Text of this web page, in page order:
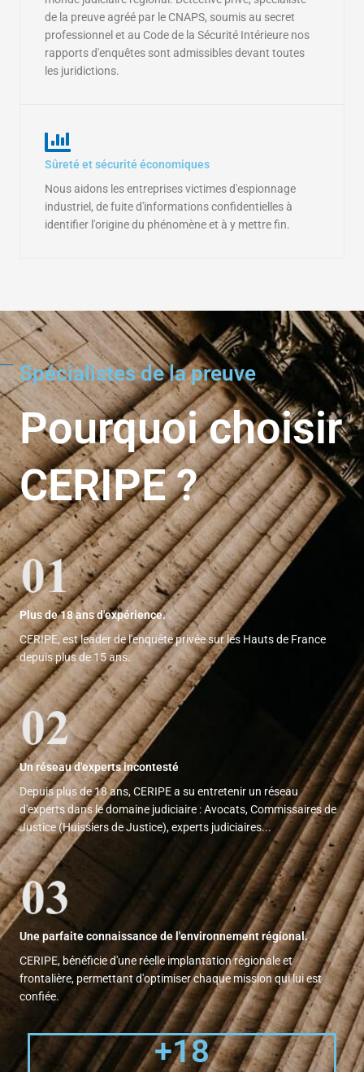
de la preuve agréé par le CNAPS, soumis au secret
professionnel et au Code de la Sécurité Intérieure nos
rapports d'enquêtes sont admissibles devant toutes
les juridictions.
Sûreté et sécurité économiques
Nous aidons les entreprises victimes d'espionnage
industriel, de fuite d'informations confidentielles à
identifier l'origine du phénomène et à y mettre fin.
Spécialistes de la preuve
Pourquoi choisir
CERIPE ?
Plus de 18 ans d'expérience.
CERIPE, est leader de l'enquête privée sur les Hauts de France
depuis plus de 15 ans.
Un réseau d'experts incontesté
Depuis plus de 18 ans, CERIPE a su entretenir un réseau
d'experts dans le domaine judiciaire : Avocats, Commissaires de
Justice (Huissiers de Justice), experts judiciaires...
Une parfaite connaissance de l'environnement régional.
CERIPE, bénéficie d'une réelle implantation régionale et
frontalière, permettant d'optimiser chaque mission qui lui est
confiée.
+18